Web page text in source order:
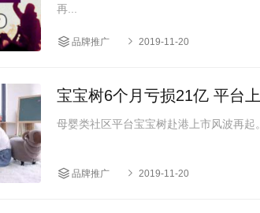
再...
品牌推广 2019-11-20
宝宝树6个月亏损21亿 平台
母婴类社区平台宝宝树赴港上市风波再起
品牌推广 2019-11-20